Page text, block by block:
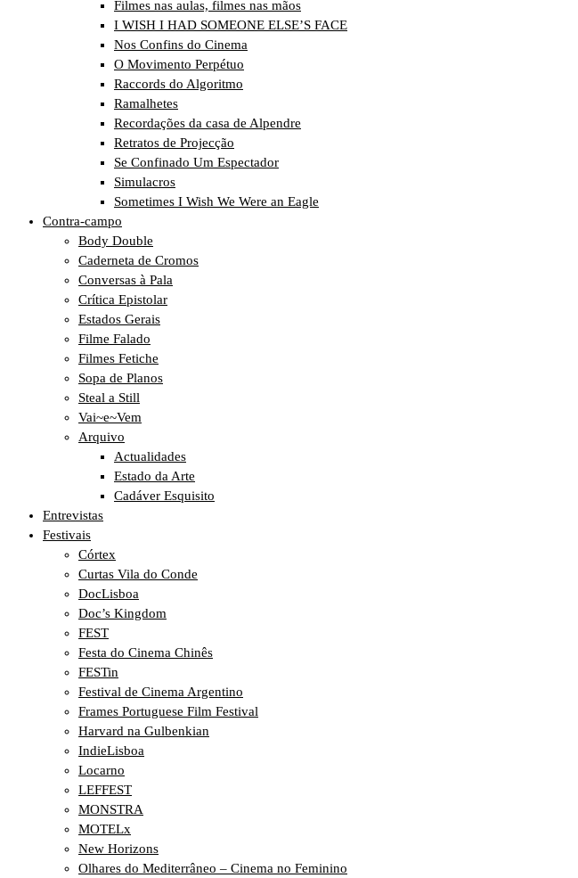
Filmes nas aulas, filmes nas mãos
I WISH I HAD SOMEONE ELSE’S FACE
Nos Confins do Cinema
O Movimento Perpétuo
Raccords do Algoritmo
Ramalhetes
Recordações da casa de Alpendre
Retratos de Projecção
Se Confinado Um Espectador
Simulacros
Sometimes I Wish We Were an Eagle
Contra-campo
Body Double
Caderneta de Cromos
Conversas à Pala
Crítica Epistolar
Estados Gerais
Filme Falado
Filmes Fetiche
Sopa de Planos
Steal a Still
Vai~e~Vem
Arquivo
Actualidades
Estado da Arte
Cadáver Esquisito
Entrevistas
Festivais
Córtex
Curtas Vila do Conde
DocLisboa
Doc’s Kingdom
FEST
Festa do Cinema Chinês
FESTin
Festival de Cinema Argentino
Frames Portuguese Film Festival
Harvard na Gulbenkian
IndieLisboa
Locarno
LEFFEST
MONSTRA
MOTELx
New Horizons
Olhares do Mediterrâneo – Cinema no Feminino